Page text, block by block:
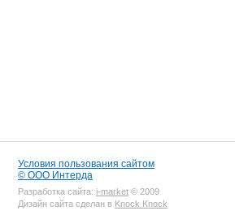
Условия пользования сайтом
© ООО Интерда
Разработка сайта: i-market © 2009
Дизайн сайта сделан в Knock Knock